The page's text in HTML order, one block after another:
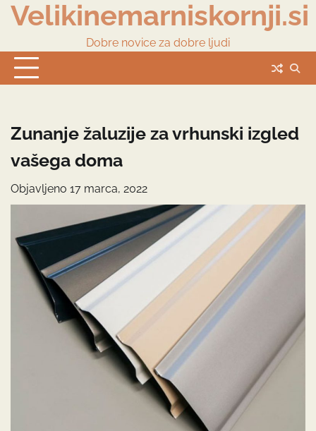
SkipVelikinemarniskornji.si
Dobre novice za dobre ljudi
Zunanje žaluzije za vrhunski izgled
vašega doma
Objavljeno 17 marca, 2022